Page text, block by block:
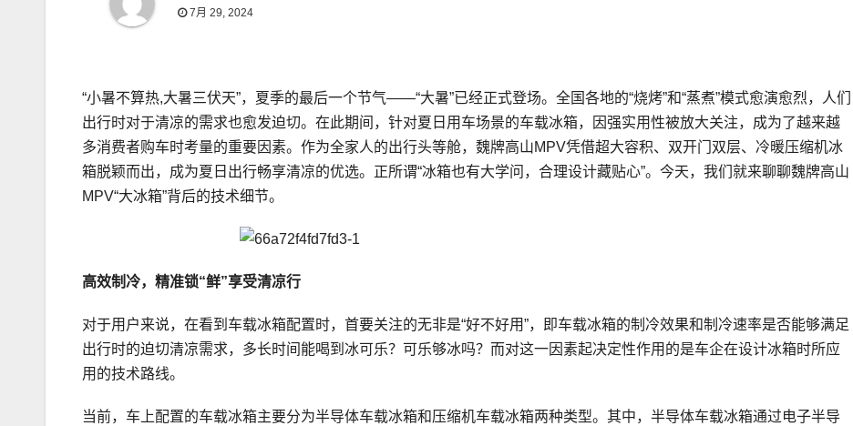
7月 29, 2024
“小暑不算热,大暑三伏天”，夏季的最后一个节气——“大暑”已经正式登场。全国各地的“烧烤”和“蒸煮”模式愈演愈烈，人们
出行时对于清凉的需求也愈发迫切。在此期间，针对夏日用车场景的车载冰箱，因强实用性被放大关注，成为了越来越
多消费者购车时考量的重要因素。作为全家人的出行头等舱，魏牌高山MPV凭借超大容积、双开门双层、冷暖压缩机冰
箱脱颖而出，成为夏日出行畅享清凉的优选。正所谓“冰箱也有大学问，合理设计藏贴心”。今天，我们就来聊聊魏牌高山
MPV“大冰箱”背后的技术细节。
高效制冷， 精准锁“鲜”享受清凉行
对于用户来说，在看到车载冰箱配置时，首要关注的无非是“好不好用”，即车载冰箱的制冷效果和制冷速率是否能够满足
出行时的迫切清凉需求，多长时间能喝到冰可乐？可乐够冰吗？而对这一因素起决定性作用的是车企在设计冰箱时所应
用的技术路线。
当前，车上配置的车载冰箱主要分为半导体车载冰箱和压缩机车载冰箱两种类型。其中，半导体车载冰箱通过电子半导